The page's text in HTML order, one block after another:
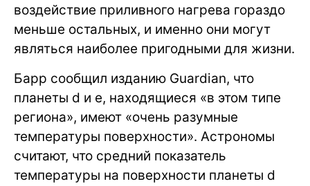
воздействие приливного нагрева гораздо
меньше остальных, и именно они могут
являться наиболее пригодными для жизни.
Барр сообщил изданию Guardian, что
планеты d и е, находящиеся «в этом типе
региона», имеют «очень разумные
температуры поверхности». Астрономы
считают, что средний показатель
температуры на поверхности планеты d